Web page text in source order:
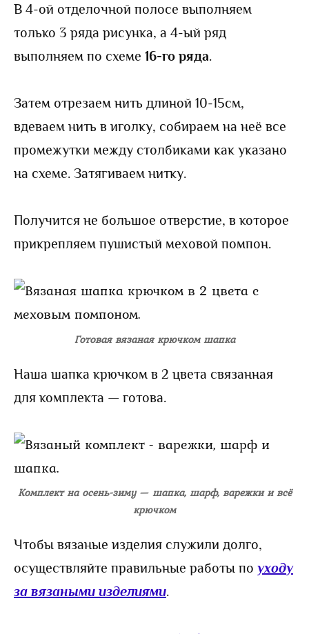
В 4-ой отделочной полосе выполняем
только 3 ряда рисунка, а 4-ый ряд
выполняем по схеме 16-го ряда.
Затем отрезаем нить длиной 10-15см,
вдеваем нить в иголку, собираем на неё все
промежутки между столбиками как указано
на схеме. Затягиваем нитку.
Получится не большое отверстие, в которое
прикрепляем пушистый меховой помпон.
Готовая вязаная крючком шапка
Наша шапка крючком в 2 цвета связанная
для комплекта — готова.
Комплект на осень-зиму — шапка, шарф, варежки и всё
крючком
Чтобы вязаные изделия служили долго,
осуществляйте правильные работы по уходу
за вязаными изделиями.